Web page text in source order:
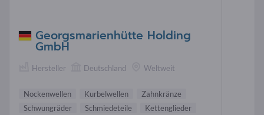
Georgsmarienhütte Holding
GmbH
Hersteller Deutschland Weltweit
Nockenwellen Kurbelwellen
Zahnkränze
Schwungräder
Schmiedeteile
Kettenglieder